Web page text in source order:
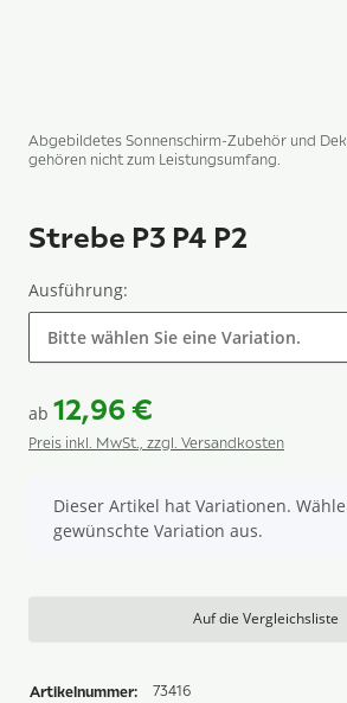
Abgebildetes Sonnenschirm-Zubehör und
gehören nicht zum Leistungsumfang.
Strebe P3 P4 P2
Ausführung:
Bitte wählen Sie eine Variation.
ab 12,96 €
Preis inkl. MwSt., zzgl. Versandkosten
x
Dieser Artikel hat Variationen.
gewünschte Variation aus.
Auf die Vergleichsliste
Artikelnummer: 73416